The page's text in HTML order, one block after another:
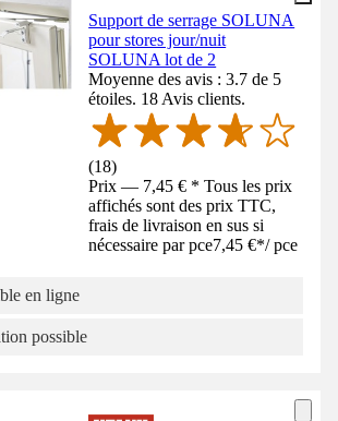
Support de serrage SOLUNA
pour stores jour/nuit
SOLUNA lot de 2
Moyenne des avis : 3.7 de 5
étoiles. 18 Avis clients.
(18)
Prix — 7,45 € * Tous les prix
affichés sont des prix TTC,
frais de livraison en sus si
nécessaire par pce7,45 €*/ pce
en ligne
possible